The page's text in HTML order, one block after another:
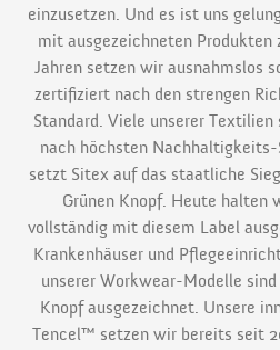
einzusetzen. Und es ist uns
mit ausgezeichneten Produkten
Jahren setzen wir ausnahmslos
zertifiziert nach den strengen
Standard. Viele unserer
nach höchsten
setzt Sitex auf das staatliche
Grünen Knopf. Heute halten
vollständig mit diesem Label
Krankenhäuser und
unserer Workwear-Modelle
Knopf ausgezeichnet. Unsere
Tencel™ setzen wir bereits seit